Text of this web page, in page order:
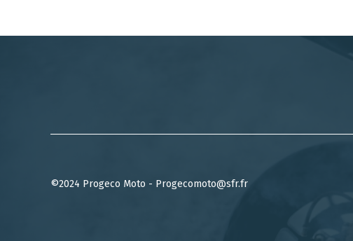
©2024 Progeco Moto - Progecomoto@sfr.fr